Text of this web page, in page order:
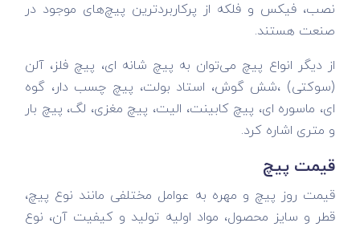
نصب، فیکس و فلکه از پرکاربردترین پیچ‌های موجود در
صنعت هستند.
از دیگر انواع پیچ می‌توان به پیچ شانه ای، پیچ فلز، آلن
(سوکتی) ،شش گوش، استاد بولت، پیچ چسب دار، گوه
ای، ماسوره ای، پیچ کابینت، الیت، پیچ مغزی، لگ، پیچ بار
و متری اشاره کرد.
قیمت پیچ
قیمت روز پیچ و مهره به عوامل مختلفی مانند نوع پیچ،
قطر و سایز محصول، مواد اولیه تولید و کیفیت آن، نوع